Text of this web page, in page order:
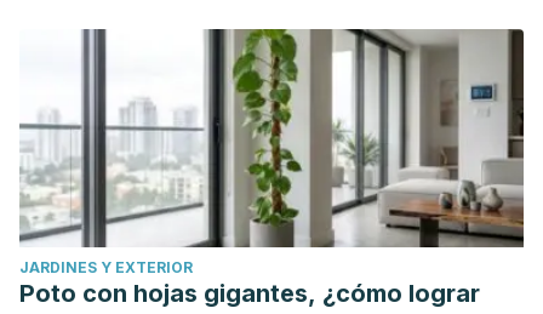
JARDINES Y EXTERIOR
Poto con hojas gigantes, ¿cómo lograr